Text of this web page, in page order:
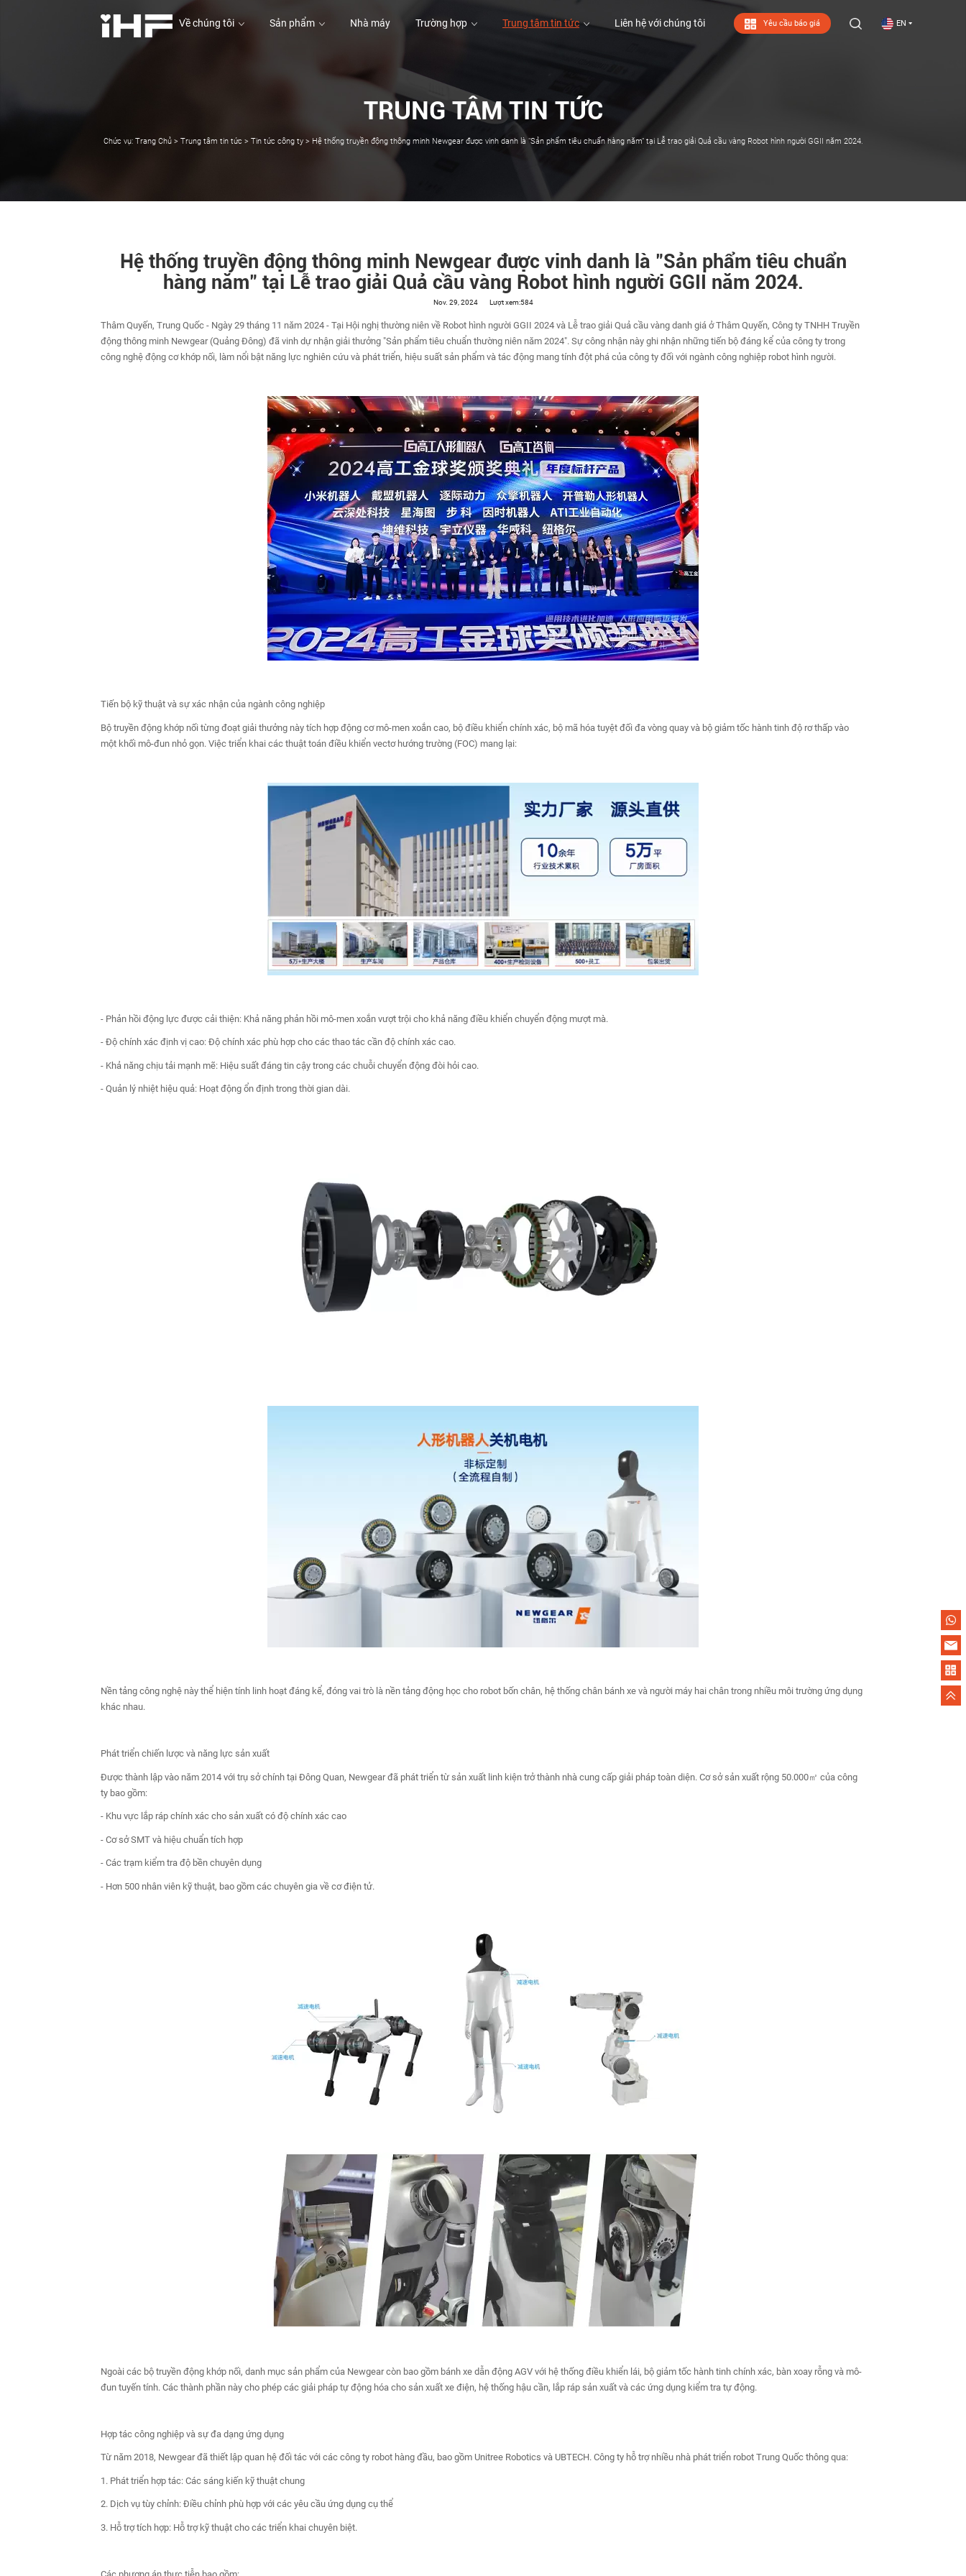
EN
Yêu cầu báo giá
Về chúng tôi Sản phẩm Nhà máy
Nhà máy
Trường hợp
Trường hợp
Trung tâm tin tức Liên hệ với chúng tôi
Liên hệ với chúng tôi
TRUNG TÂM TIN TỨC
Chức vụ: Trang Chủ> Trung tâm tin tức > Tin tức công ty>Hệ thống truyền động thông minh Newgear được vinh danh là "Sản phẩm tiêu chuẩn hàng năm" tại Lễ trao giải Quả cầu vàng Robot hình người GGII năm 2024.
Hệ thống truyền động thông minh Newgear được vinh danh là "Sản phẩm tiêu chuẩn
hàng năm" tại Lễ trao giải Quả cầu vàng Robot hình người GGII năm 2024.
Nov. 29, 2024 Lượt xem:584
Thâm Quyến, Trung Quốc - Ngày 29 tháng 11 năm 2024 - Tại Hội nghị thường niên về Robot hình người GGII 2024 và Lễ trao giải Quả cầu vàng danh giá ở Thâm Quyến, Công ty TNHH Truyền
động thông minh Newgear (Quảng Đông) đã vinh dự nhận giải thưởng "Sản phẩm tiêu chuẩn thường niên năm 2024". Sự công nhận này ghi nhận những tiến bộ đáng kể của công ty trong
công nghệ động cơ khớp nối, làm nổi bật năng lực nghiên cứu và phát triển, hiệu suất sản phẩm và tác động mang tính đột phá của công ty đối với ngành công nghiệp robot hình người.
Tiến bộ kỹ thuật và sự xác nhận của ngành công nghiệp
Bộ truyền động khớp nối từng đoạt giải thưởng này tích hợp động cơ mô-men xoắn cao, bộ điều khiển chính xác, bộ mã hóa tuyệt đối đa vòng quay và bộ giảm tốc hành tinh độ rơ thấp vào
một khối mô-đun nhỏ gọn. Việc triển khai các thuật toán điều khiển vectơ hướng trường (FOC) mang lại:
- Phản hồi động lực được cải thiện: Khả năng phản hồi mô-men xoắn vượt trội cho khả năng điều khiển chuyển động mượt mà.
- Độ chính xác định vị cao: Độ chính xác phù hợp cho các thao tác cần độ chính xác cao.
- Khả năng chịu tải mạnh mẽ: Hiệu suất đáng tin cậy trong các chuỗi chuyển động đòi hỏi cao.
- Quản lý nhiệt hiệu quả: Hoạt động ổn định trong thời gian dài.
Nền tảng công nghệ này thể hiện tính linh hoạt đáng kể, đóng vai trò là nền tảng động học cho robot bốn chân, hệ thống chân bánh xe và người máy hai chân trong nhiều môi trường ứng dụng
khác nhau.
Phát triển chiến lược và năng lực sản xuất
Được thành lập vào năm 2014 với trụ sở chính tại Đông Quan, Newgear đã phát triển từ sản xuất linh kiện trở thành nhà cung cấp giải pháp toàn diện. Cơ sở sản xuất rộng 50.000㎡ của công
ty bao gồm:
- Khu vực lắp ráp chính xác cho sản xuất có độ chính xác cao
- Cơ sở SMT và hiệu chuẩn tích hợp
- Các trạm kiểm tra độ bền chuyên dụng
- Hơn 500 nhân viên kỹ thuật, bao gồm các chuyên gia về cơ điện tử.
Ngoài các bộ truyền động khớp nối, danh mục sản phẩm của Newgear còn bao gồm bánh xe dẫn động AGV với hệ thống điều khiển lái, bộ giảm tốc hành tinh chính xác, bàn xoay rỗng và mô-
đun tuyến tính. Các thành phần này cho phép các giải pháp tự động hóa cho sản xuất xe điện, hệ thống hậu cần, lắp ráp sản xuất và các ứng dụng kiểm tra tự động.
Hợp tác công nghiệp và sự đa dạng ứng dụng
Từ năm 2018, Newgear đã thiết lập quan hệ đối tác với các công ty robot hàng đầu, bao gồm Unitree Robotics và UBTECH. Công ty hỗ trợ nhiều nhà phát triển robot Trung Quốc thông qua:
1. Phát triển hợp tác: Các sáng kiến ​​kỹ thuật chung
2. Dịch vụ tùy chỉnh: Điều chỉnh phù hợp với các yêu cầu ứng dụng cụ thể
3. Hỗ trợ tích hợp: Hỗ trợ kỹ thuật cho các triển khai chuyên biệt.